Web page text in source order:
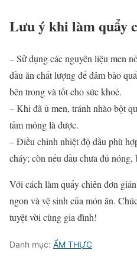
Lưu ý khi làm quẩy
– Sử dụng các nguyên liệu men
dầu ăn chất lượng để đảm bảo
bên trong và tốt cho sức khoẻ.
– Khi đã ủ men, tránh nhào bột
tấm mỏng là được.
– Điều chỉnh nhiệt độ dầu phù
cháy; còn nếu dầu chưa đủ nóng,
Với cách làm quẩy chiên đơn
ngon và vệ sinh của món ăn.
tuyệt vời cùng gia đình!
Danh mục: ẨM THỰC